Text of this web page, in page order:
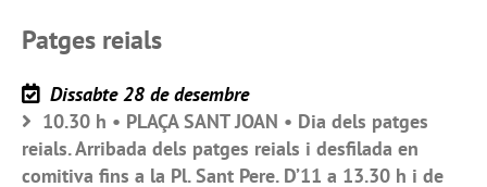
Patges reials
Dissabte 28 de desembre
10.30 h • PLAÇA SANT JOAN • Dia dels patges
reials. Arribada dels patges reials i desfilada en
comitiva fins a la Pl. Sant Pere. D’11 a 13.30 h i de